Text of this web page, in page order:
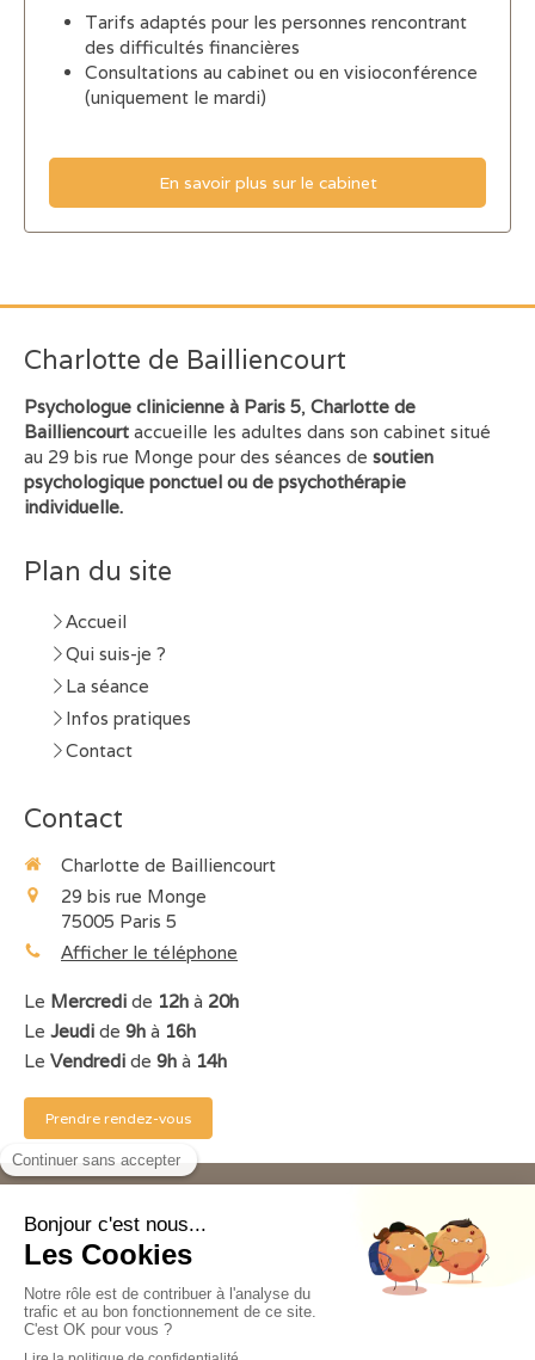
Tarifs adaptés pour les personnes rencontrant
des difficultés financières
Consultations au cabinet ou en visioconférence
(uniquement le mardi)
En savoir plus sur le cabinet
Charlotte de Bailliencourt
Psychologue clinicienne à Paris 5, Charlotte de
Bailliencourt accueille les adultes dans son cabinet situé
au 29 bis rue Monge pour des séances de soutien
psychologique ponctuel ou de psychothérapie
individuelle.
Plan du site
Accueil
Qui suis-je ?
La séance
Infos pratiques
Contact
Contact
Charlotte de Bailliencourt
29 bis rue Monge
75005 Paris 5
Afficher le téléphone
Le Mercredi de 12h à 20h
Le Jeudi de 9h à 16h
Le Vendredi de 9h à 14h
Prendre rendez-vous
clinicienne Paris 5
Plan du site
Création et référencement du site par Simplébo